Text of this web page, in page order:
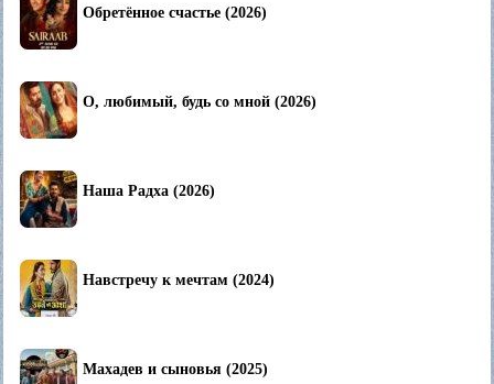
Обретённое счастье (2026)
О, любимый, будь со мной (2026)
Наша Радха (2026)
Навстречу к мечтам (2024)
Махадев и сыновья (2025)